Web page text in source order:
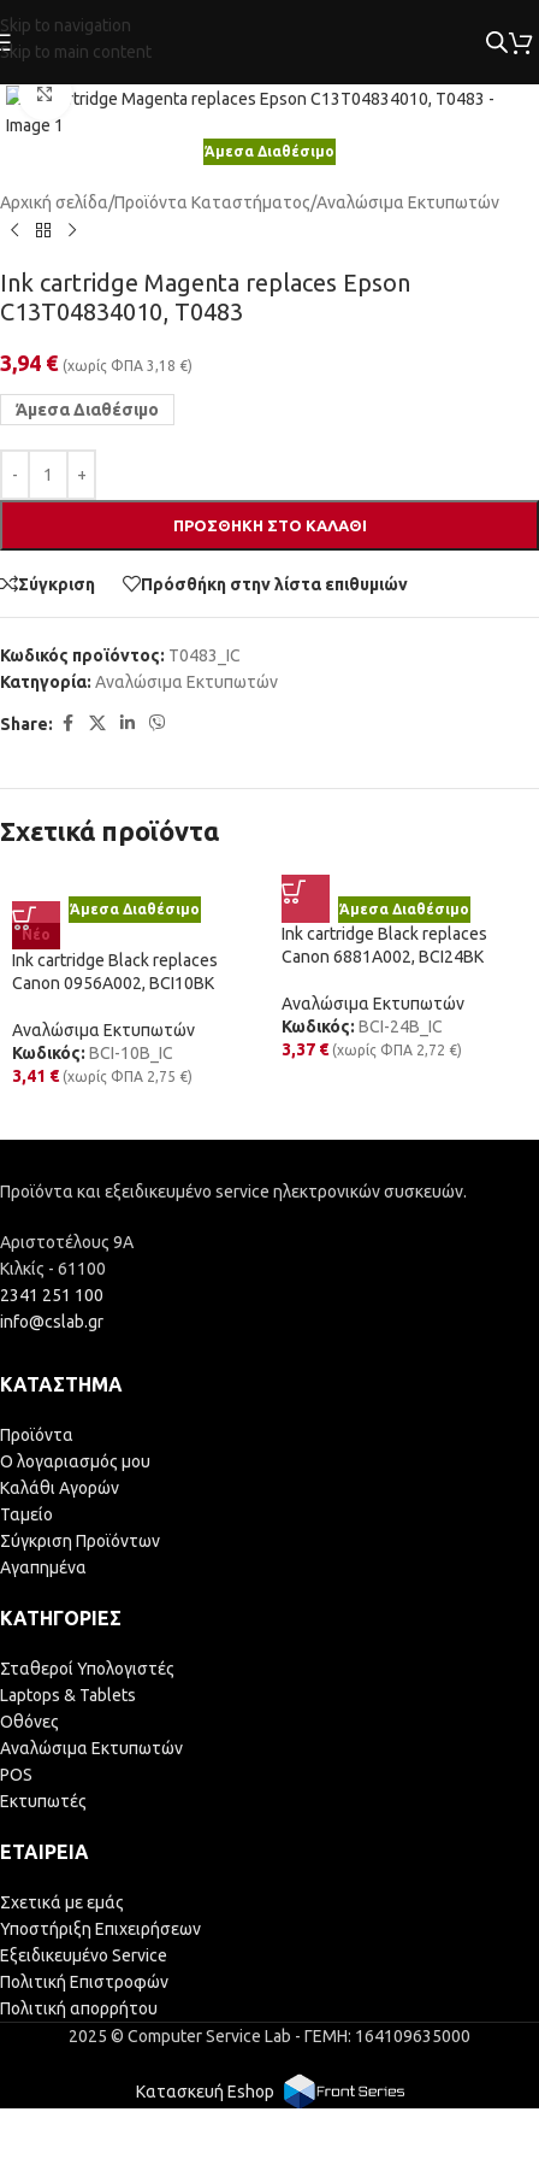
Skip to navigation
Skip to main content
Κλικ για μεγέθυνση
Άμεσα Διαθέσιμο
Αρχική σελίδα/Προϊόντα Καταστήματος/Αναλώσιμα Εκτυπωτών
Ink cartridge Magenta replaces Epson
C13T04834010, T0483
3,94 € (χωρίς ΦΠΑ 3,18 €)
Άμεσα Διαθέσιμο
ΠΡΟΣΘΉΚΗ ΣΤΟ ΚΑΛΆΘΙ
Σύγκριση Πρόσθήκη στην λίστα επιθυμιών
Κωδικός προϊόντος: T0483_IC
Κατηγορία: Αναλώσιμα Εκτυπωτών
Share:
Σχετικά προϊόντα
Άμεσα Διαθέσιμο
Νέο
Ink cartridge Black replaces
Canon 0956A002, BCI10BK
Αναλώσιμα Εκτυπωτών
Κωδικός: BCI-10B_IC
3,41 € (χωρίς ΦΠΑ 2,75 €)
Άμεσα Διαθέσιμο
Ink cartridge Black replaces
Canon 6881A002, BCI24BK
Αναλώσιμα Εκτυπωτών
Κωδικός: BCI-24B_IC
3,37 € (χωρίς ΦΠΑ 2,72 €)
Προϊόντα και εξειδικευμένο service ηλεκτρονικών συσκευών.
Αριστοτέλους 9Α
Κιλκίς - 61100
2341 251 100
info@cslab.gr
ΚΑΤΆΣΤΗΜΑ
Προϊόντα
Ο λογαριασμός μου
Καλάθι Αγορών
Ταμείο
Σύγκριση Προϊόντων
Αγαπημένα
ΚΑΤΗΓΟΡΊΕΣ
Σταθεροί Υπολογιστές
Laptops & Tablets
Οθόνες
Αναλώσιμα Εκτυπωτών
POS
Εκτυπωτές
ΕΤΑΙΡΕΊΑ
Σχετικά με εμάς
Υποστήριξη Επιχειρήσεων
Εξειδικευμένο Service
Πολιτική Επιστροφών
Πολιτική απορρήτου
2025 © Computer Service Lab - ΓΕΜΗ: 164109635000
Κατασκευή Eshop